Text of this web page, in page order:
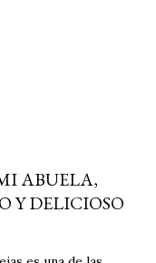
ABUELA,
Y DELICIOSO